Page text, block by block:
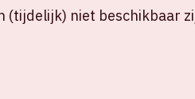
(tijdelijk) niet beschikbaar